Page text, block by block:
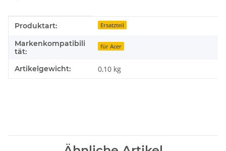
Produkteigenschaft
Wert
Produktart: Ersatzteil
Markenkompatibili
tät:
für Acer
Artikelgewicht: 0,10 kg